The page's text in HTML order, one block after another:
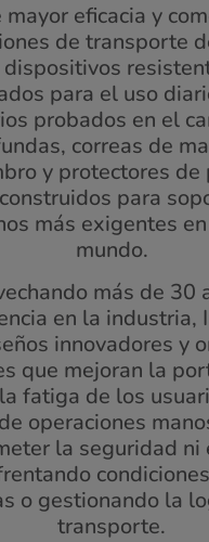
mayor eficacia y
de transporte
para el uso
probados en el
correas de
y protectores de
para
más exigentes
mundo.
más de 30
en la industria,
innovadores y
que mejoran la
fatiga de los
operaciones
la seguridad ni
o gestionando la
transporte.